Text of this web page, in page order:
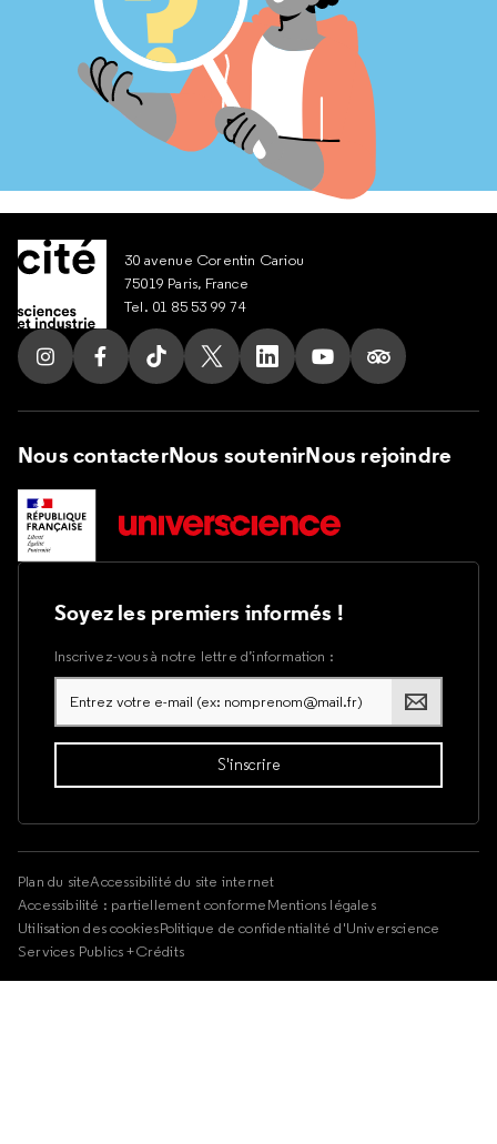
30 avenue Corentin Cariou
75019 Paris, France
Tel. 01 85 53 99 74
Suivez nous sur Instagram
Suivez nous sur Facebook
Suivez nous sur Tik Tok
Suivez nous sur X
Suivez nous sur LinkedIn
Suivez nous sur
Suivez nous
Nous contacterNous soutenirNous rejoindre
Soyez les premiers informés !
Inscrivez-vous à notre lettre d’information :
Plan du siteAccessibilité du site internet
Accessibilité : partiellement conformeMentions légales
Utilisation des cookiesPolitique de confidentialité d'Universcience
Services Publics +Crédits